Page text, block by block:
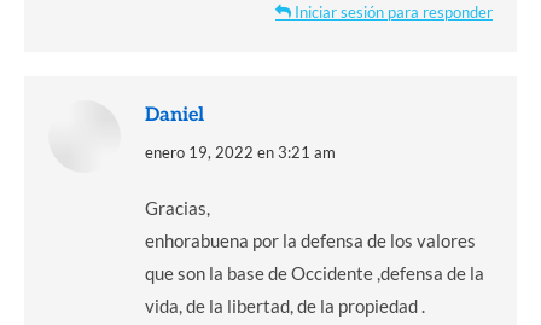
Iniciar sesión para responder
Daniel
dice:
enero 19, 2022 en 3:21 am
Gracias,
enhorabuena por la defensa de los valores
que son la base de Occidente ,defensa de la
vida, de la libertad, de la propiedad .